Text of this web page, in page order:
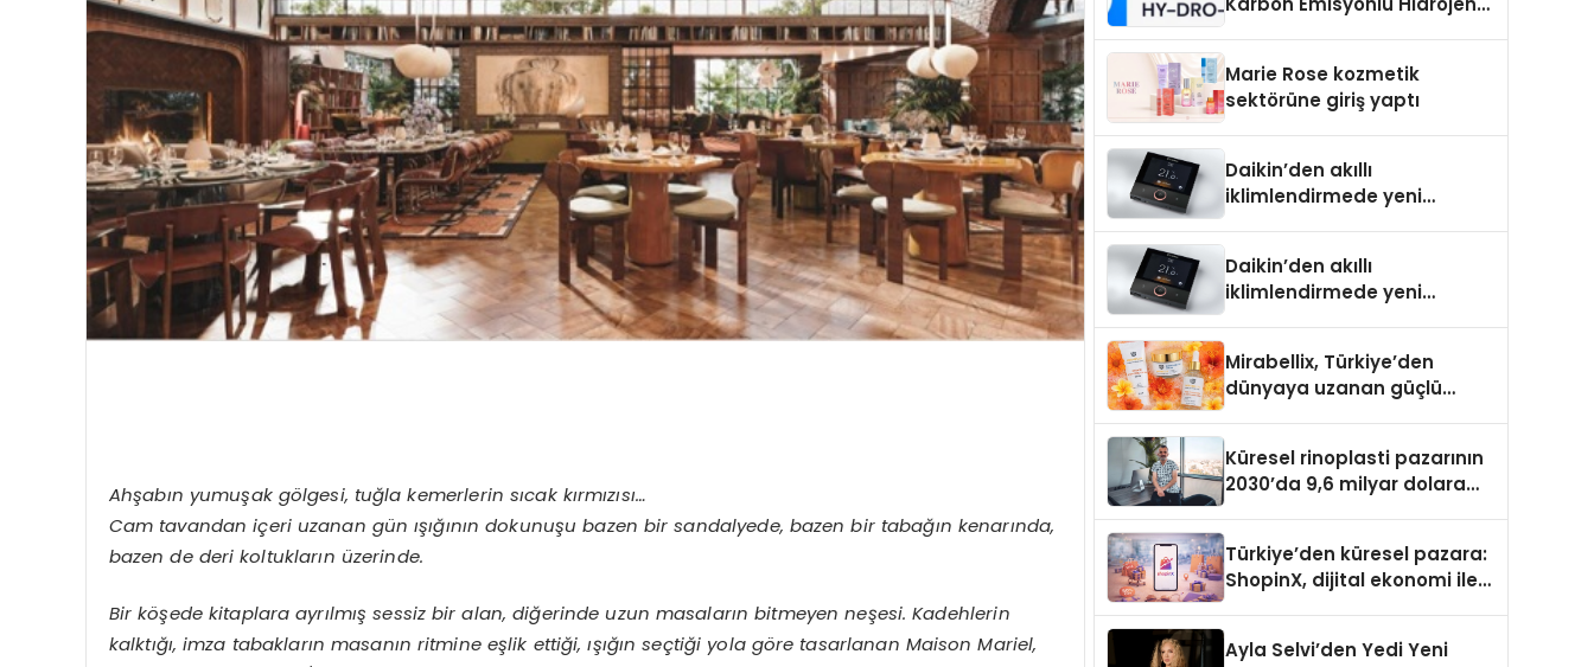
Ahşabın yumuşak gölgesi, tuğla kemerlerin sıcak kırmızısı…
Cam tavandan içeri uzanan günışığının dokunuşu bazen bir sandalyede, bazen bir tabağın kenarında,
bazen de deri koltukların üzerinde.
Bir köşede kitaplara ayrılmışsessiz bir alan, diğerinde uzun masaların bitmeyen neşesi. Kadehlerin
kalktığı, imza tabakların masanın ritmine eşlik ettiği,ışığın seçtiği yola göre tasarlanan Maison Mariel,
Aldı
Marie Rose kozmetik
sektörüne giriş yaptı
Daikin’den akıllı
iklimlendirmede yeni
Daikin’den akıllı
iklimlendirmede yeni
Mirabellix, Türkiye’den
dünyaya uzanan güçlü
Küresel rinoplasti pazarının
2030’da 9,6 milyar dolara
Türkiye’den küresel pazara:
ShopinX, dijital ekonomi ile
Ayla Selvi’den Yedi Yeni